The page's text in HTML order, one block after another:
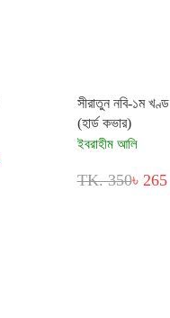
সীরাতুন নবি-১ম খণ্ড
(হার্ড কভার)
ইবরাহীম আলি
TK. 350৳ 265